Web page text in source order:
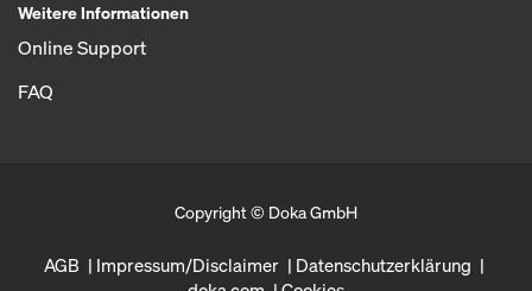
Weitere Informationen
Online Support
FAQ
Copyright © Doka GmbH
AGB Impressum/Disclaimer
Datenschutzerklärung